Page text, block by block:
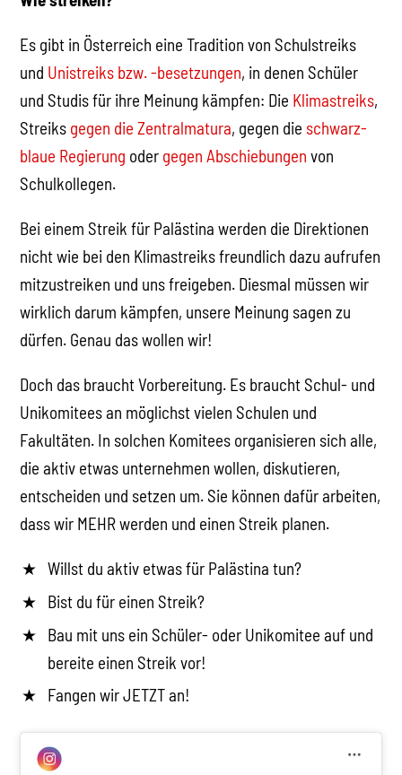
Es gibt in Österreich eine Tradition von Schulstreiks
und Unistreiks bzw. -besetzungen, in denen Schüler
und Studis für ihre Meinung kämpfen: Die Klimastreiks,
Streiks gegen die Zentralmatura, gegen die schwarz-
blaue Regierung oder gegen Abschiebungen von
Schulkollegen.
Bei einem Streik für Palästina werden die Direktionen
nicht wie bei den Klimastreiks freundlich dazu aufrufen
mitzustreiken und uns freigeben. Diesmal müssen wir
wirklich darum kämpfen, unsere Meinung sagen zu
dürfen. Genau das wollen wir!
Doch das braucht Vorbereitung. Es braucht Schul- und
Unikomitees an möglichst vielen Schulen und
Fakultäten. In solchen Komitees organisieren sich alle,
die aktiv etwas unternehmen wollen, diskutieren,
entscheiden und setzen um. Sie können dafür arbeiten,
dass wir MEHR werden und einen Streik planen.
Willst du aktiv etwas für Palästina tun?
Bist du für einen Streik?
Bau mit uns ein Schüler- oder Unikomitee auf und
bereite einen Streik vor!
Fangen wir JETZT an!